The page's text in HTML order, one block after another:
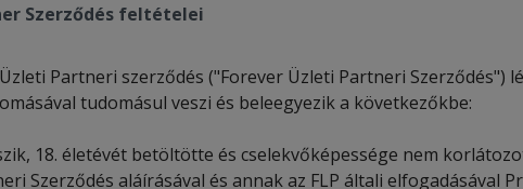
Szerződés feltételei
Partneri szerződés ("Forever Üzleti Partneri Szerződés")
tudomásul veszi és beleegyezik a következőkbe:
18. életévét betöltötte és cselekvőképessége nem
Szerződés aláírásával és annak az FLP általi elfogadásával